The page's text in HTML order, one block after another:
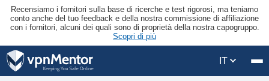
Recensiamo i fornitori sulla base di ricerche e test rigorosi, ma teniamo
conto anche del tuo feedback e della nostra commissione di affiliazione
con i fornitori, alcuni dei quali sono di proprietà della nostra capogruppo.
Scopri di più
IT